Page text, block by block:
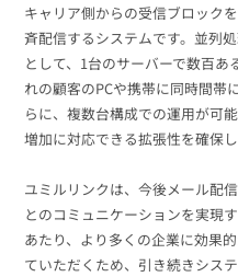
アンケートシステム・フォーム
緊急参集・安否確認
SNSプロモーション支援事業
（当社グループ企業）
セキュリティ対策
デジタルマーケティング
キャリア側からの受信ブロック
斉配信するシステムです。並列
として、1台のサーバーで数百
れの顧客のPCや携帯に同時間帯
らに、複数台構成での運用が可
増加に対応できる拡張性を確保し
ユミルリンクは、今後メール配
とのコミュニケーションを実現
あたり、より多くの企業に効果
ていただくため、引き続きシス